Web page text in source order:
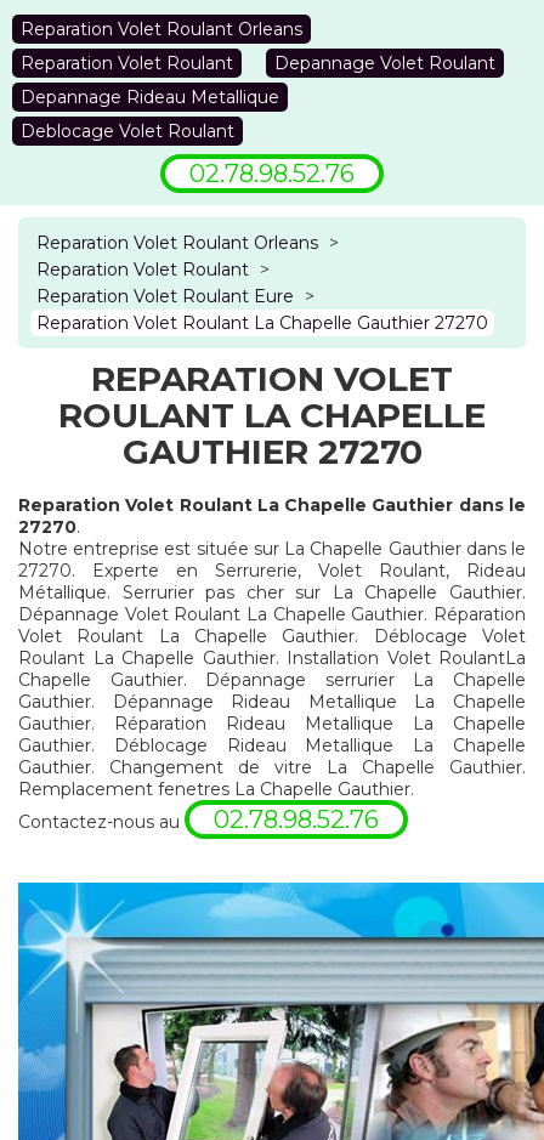
Reparation Volet Roulant Orleans
Reparation Volet Roulant
Depannage Volet Roulant
Depannage Rideau Metallique
Deblocage Volet Roulant
02.78.98.52.76
Reparation Volet Roulant Orleans >
Reparation Volet Roulant >
Reparation Volet Roulant Eure
>
Reparation Volet Roulant La Chapelle Gauthier 27270
REPARATION VOLET
ROULANT LA CHAPELLE
GAUTHIER 27270
Reparation Volet Roulant La Chapelle Gauthier dans le
27270.
Notre entreprise est située sur La Chapelle Gauthier dans le
27270. Experte en Serrurerie, Volet Roulant, Rideau
Métallique. Serrurier pas cher sur La Chapelle Gauthier.
Dépannage Volet Roulant La Chapelle Gauthier. Réparation
Volet Roulant La Chapelle Gauthier. Déblocage Volet
Roulant La Chapelle Gauthier. Installation Volet RoulantLa
Chapelle Gauthier. Dépannage serrurier La Chapelle
Gauthier. Dépannage Rideau Metallique La Chapelle
Gauthier. Réparation Rideau Metallique La Chapelle
Gauthier. Déblocage Rideau Metallique La Chapelle
Gauthier. Changement de vitre La Chapelle Gauthier.
Remplacement fenetres La Chapelle Gauthier.
Contactez-nous au
02.78.98.52.76